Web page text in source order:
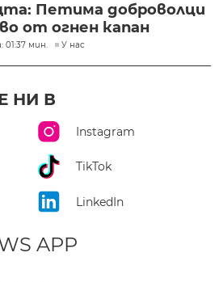
Петима доброволци
от огнен капан
01:37 мин. У нас
НИ В
Instagram
TikTok
LinkedIn
APP